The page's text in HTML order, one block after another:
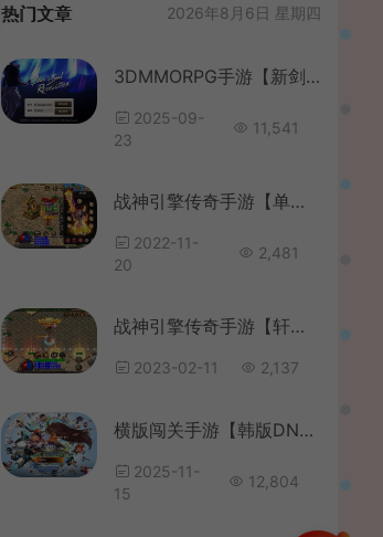
热门文章 2026年8月6日 星期四
3DMMORPG手游【新剑灵M神话革命八职业】最新整理Win系半手工服务端+GM授权后台+安卓+详细搭建教程+视频教程
2025-09-
23
11,541
战神引擎传奇手游【单职业君临冰雪十三大陆】最新整理WIN系特色服务端+安卓+GM后台+详细搭建教程
2022-11-
20
2,481
战神引擎传奇手游【轩辕冰雪第三季】最新整理WIN系复古服务端+安卓苹果双端+GM后台+详细搭建教程
2023-02-11 2,137
横版闯关手游【韩版DNF80二觉黑龙团本组队修复版】最新整理单机一键即玩镜像端+Linux手工端+安卓苹果双端+GM授权后台+CDK授权后台+详细搭建教程+视频教程
2025-11-
15
12,804